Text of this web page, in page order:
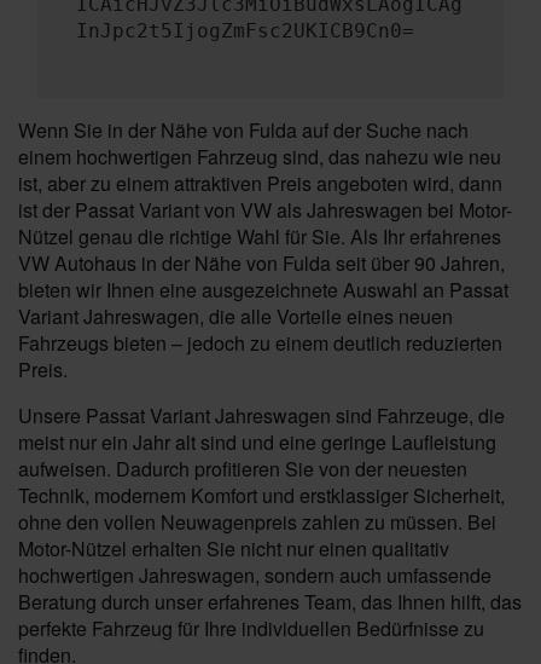
InJpc2t5IjogZmFsc2UKICB9Cn0=
Wenn Sie in der Nähe von Fulda auf der Suche nach
einem hochwertigen Fahrzeug sind, das nahezu wie neu
ist, aber zu einem attraktiven Preis angeboten wird, dann
ist der Passat Variant von VW als Jahreswagen bei Motor-
Nützel genau die richtige Wahl für Sie. Als Ihr erfahrenes
VW Autohaus in der Nähe von Fulda seit über 90 Jahren,
bieten wir Ihnen eine ausgezeichnete Auswahl an Passat
Variant Jahreswagen, die alle Vorteile eines neuen
Fahrzeugs bieten – jedoch zu einem deutlich reduzierten
Preis.
Unsere Passat Variant Jahreswagen sind Fahrzeuge, die
meist nur ein Jahr alt sind und eine geringe Laufleistung
aufweisen. Dadurch profitieren Sie von der neuesten
Technik, modernem Komfort und erstklassiger Sicherheit,
ohne den vollen Neuwagenpreis zahlen zu müssen. Bei
Motor-Nützel erhalten Sie nicht nur einen qualitativ
hochwertigen Jahreswagen, sondern auch umfassende
Beratung durch unser erfahrenes Team, das Ihnen hilft, das
perfekte Fahrzeug für Ihre individuellen Bedürfnisse zu
finden.